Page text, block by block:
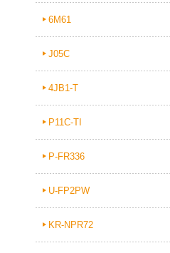
6M61
J05C
4JB1-T
P11C-TI
P-FR336
U-FP2PW
KR-NPR72